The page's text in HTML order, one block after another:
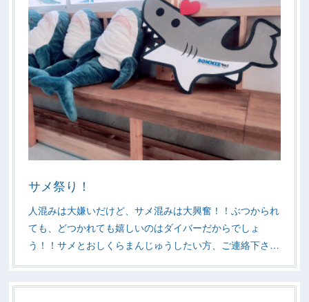
サメ祭り！
人混みは大嫌いだけど、サメ混みは大興奮！！ぶつかられ
ても、どつかれても嬉しいのはダイバーだからでしょ
う！！サメとおしくらまんじゅうしたい方、ご連絡下さ…